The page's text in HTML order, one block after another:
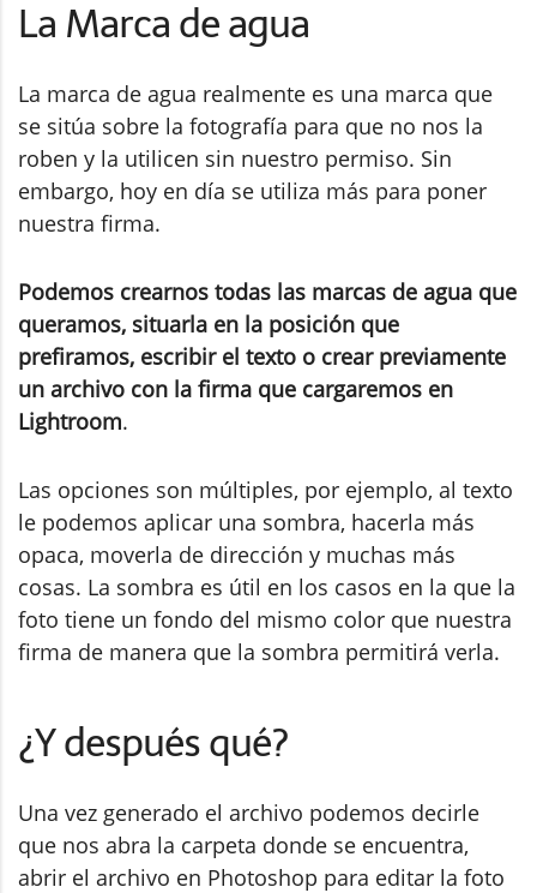
La Marca de agua
La marca de agua realmente es una marca que
se sitúa sobre la fotografía para que no nos la
roben y la utilicen sin nuestro permiso. Sin
embargo, hoy en día se utiliza más para poner
nuestra firma.
Podemos crearnos todas las marcas de agua que
queramos, situarla en la posición que
prefiramos, escribir el texto o crear previamente
un archivo con la firma que cargaremos en
Lightroom.
Las opciones son múltiples, por ejemplo, al texto
le podemos aplicar una sombra, hacerla más
opaca, moverla de dirección y muchas más
cosas. La sombra es útil en los casos en la que la
foto tiene un fondo del mismo color que nuestra
firma de manera que la sombra permitirá verla.
¿Y después qué?
Una vez generado el archivo podemos decirle
que nos abra la carpeta donde se encuentra,
abrir el archivo en Photoshop para editar la foto